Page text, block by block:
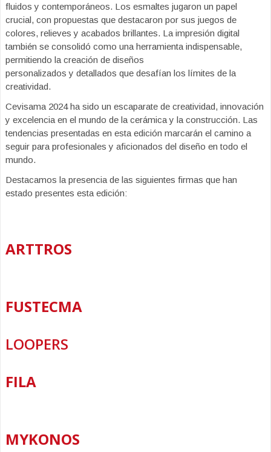
fluidos y contemporáneos. Los esmaltes jugaron un papel
crucial, con propuestas que destacaron por sus juegos de
colores, relieves y acabados brillantes. La impresión digital
también se consolidó como una herramienta indispensable,
permitiendo la creación de diseños
personalizados y detallados que desafían los límites de la
creatividad.
Cevisama 2024 ha sido un escaparate de creatividad, innovación
y excelencia en el mundo de la cerámica y la construcción. Las
tendencias presentadas en esta edición marcarán el camino a
seguir para profesionales y aficionados del diseño en todo el
mundo.
Destacamos la presencia de las siguientes firmas que han
estado presentes esta edición:
ARTTROS
FUSTECMA
LOOPERS
FILA
MYKONOS